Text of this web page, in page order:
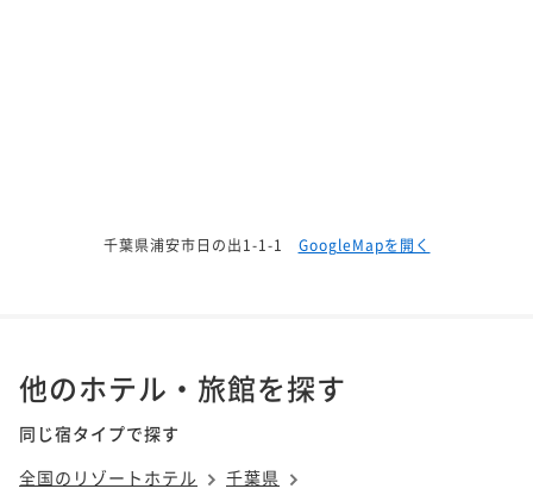
千葉県浦安市日の出1-1-1 GoogleMapを開く
他のホテル・旅館を探す
同じ宿タイプで探す
全国のリゾートホテル
千葉県